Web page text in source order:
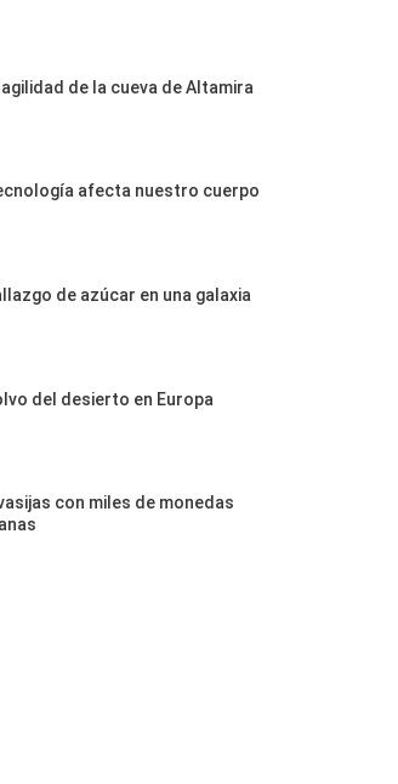
de la cueva de Altamira
afecta nuestro cuerpo
de azúcar en una galaxia
del desierto en Europa
con miles de monedas